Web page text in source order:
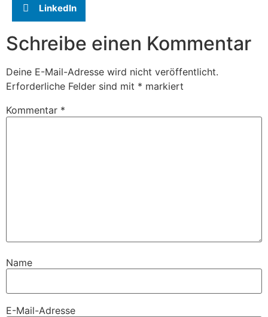
LinkedIn
Schreibe einen Kommentar
Deine E-Mail-Adresse wird nicht veröffentlicht.
Erforderliche Felder sind mit * markiert
Kommentar *
Name
E-Mail-Adresse